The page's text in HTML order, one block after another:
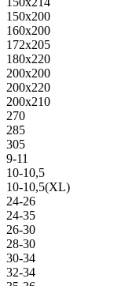
150х200
160х200
172х205
180х220
200х200
200х220
200х210
270
285
305
9-11
10-10,5
10-10,5(XL)
24-26
24-35
26-30
28-30
30-34
32-34